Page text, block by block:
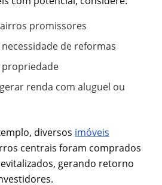
promissores
de reformas
propriedade
renda com aluguel ou
diversos imóveis
centrais foram comprados
gerando retorno